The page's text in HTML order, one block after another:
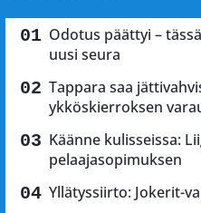
Odotus päättyi –
uusi seura
Tappara saa
ykköskierroksen
Käänne kulisseissa:
pelaajasopimuksen
Yllätyssiirto: Jokerit-